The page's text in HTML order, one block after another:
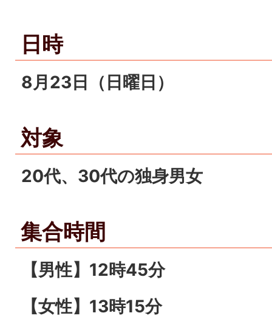
日時
8月23日（日曜日）
対象
20代、30代の独身男女
集合時間
【男性】12時45分
【女性】13時15分